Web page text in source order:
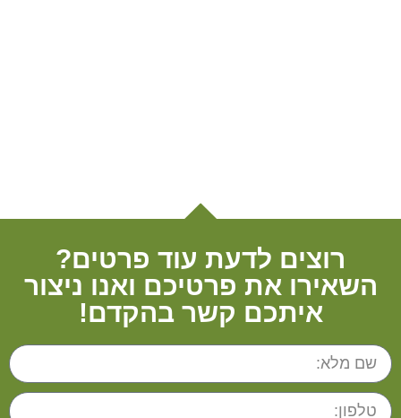
רוצים לדעת עוד פרטים?
השאירו את פרטיכם ואנו ניצור
איתכם קשר בהקדם!